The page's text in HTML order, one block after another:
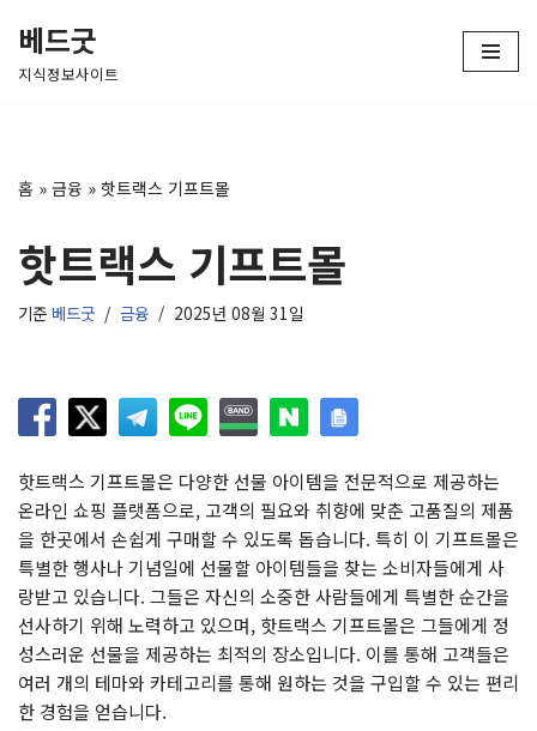
콘
건
기
베드굿
지식정보사이트
홈 » 금융 » 핫트랙스 기프트몰
핫트랙스 기프트몰
기준 베드굿 금융 2025년 08월 31일
핫트랙스 기프트몰은 다양한 선물 아이템을 전문적으로 제공하는
온라인 쇼핑 플랫폼으로, 고객의 필요와 취향에 맞춘 고품질의 제품
을 한곳에서 손쉽게 구매할 수 있도록 돕습니다. 특히 이 기프트몰은
특별한 행사나 기념일에 선물할 아이템들을 찾는 소비자들에게 사
랑받고 있습니다. 그들은 자신의 소중한 사람들에게 특별한 순간을
선사하기 위해 노력하고 있으며, 핫트랙스 기프트몰은 그들에게 정
성스러운 선물을 제공하는 최적의 장소입니다. 이를 통해 고객들은
여러 개의 테마와 카테고리를 통해 원하는 것을 구입할 수 있는 편리
한 경험을 얻습니다.